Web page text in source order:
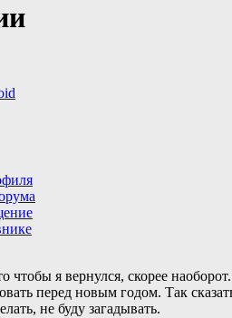
чтобы я вернулся, скорее
перед новым годом. Так
не буду загадывать.